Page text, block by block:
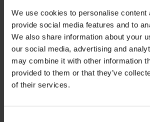
We use cookies to personalise content
provide social media features and to
We also share information about your
our social media, advertising and
may combine it with other information
provided to them or that they’ve
of their services.
50 % brändin tunnettuus
Yli 4 milj. myytyä hampurilaista